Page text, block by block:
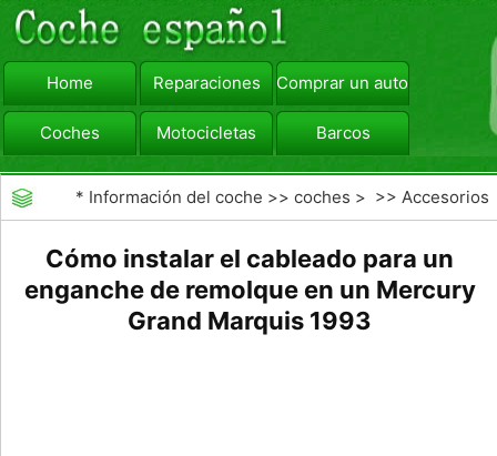
Home Reparaciones Comprar un automóvil
Coches Motocicletas Barcos
viajar Camiones
* Información del coche >>coches > >>Accesorios
Cómo instalar el cableado para un
enganche de remolque en un Mercury
Grand Marquis 1993